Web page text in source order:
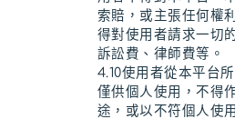
索賠，或主張任何權
得對使用者請求一切
訴訟費、律師費等。
4.10使用者從本平台
僅供個人使用，不得
途，或以不符個人使